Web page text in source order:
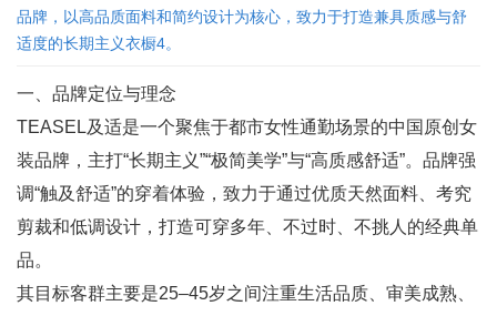
品牌，以高品质面料和简约设计为核心，致力于打造兼具质感与舒
适度的长期主义衣橱4。
一、品牌定位与理念
TEASEL及适是一个聚焦于都市女性通勤场景的中国原创女
装品牌，主打“长期主义”“极简美学”与“高质感舒适”。品牌强
调“触及舒适”的穿着体验，致力于通过优质天然面料、考究
剪裁和低调设计，打造可穿多年、不过时、不挑人的经典单
品。
其目标客群主要是25–45岁之间注重生活品质、审美成熟、